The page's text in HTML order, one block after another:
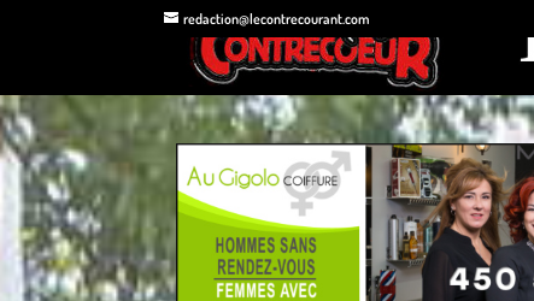
redaction@lecontrecourant.com